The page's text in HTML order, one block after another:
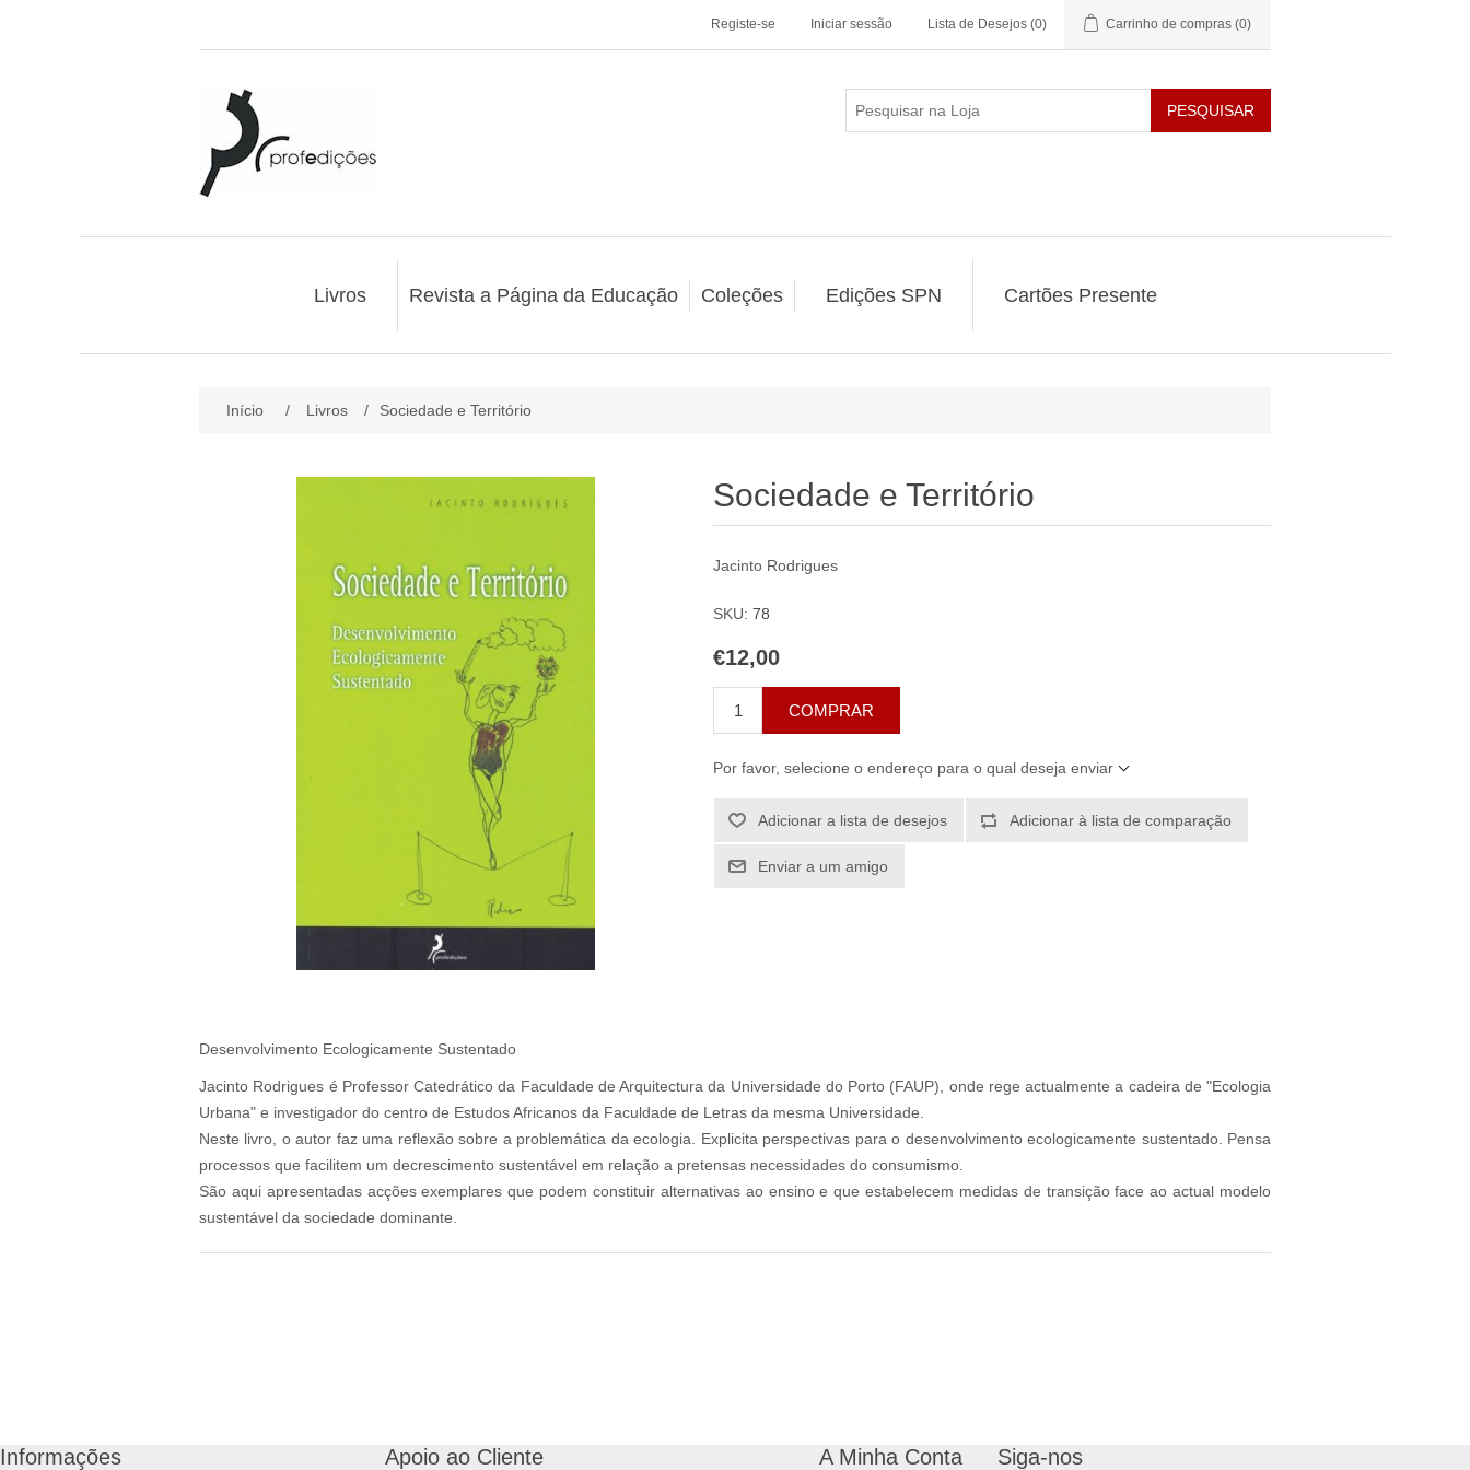
Registe-se Iniciar sessão Lista de Desejos (0) Carrinho de compras (0)
PESQUISAR
Livros Revista a Página da Educação Coleções Edições SPN Cartões Presente
Início / Livros / Sociedade e Território
Sociedade e Território
Jacinto Rodrigues
SKU: 78
€12,00
COMPRAR
Por favor, selecione o endereço para o qual deseja enviar
Adicionar a lista de desejos Adicionar à lista de comparação
Enviar a um amigo
Desenvolvimento Ecologicamente Sustentado
Jacinto Rodrigues é Professor Catedrático da Faculdade de Arquitectura da Universidade do Porto (FAUP), onde rege actualmente a cadeira de "Ecologia
Urbana" e investigador do centro de Estudos Africanos da Faculdade de Letras da mesma Universidade.
Neste livro, o autor faz uma reflexão sobre a problemática da ecologia. Explicita perspectivas para o desenvolvimento ecologicamente sustentado. Pensa
processos que facilitem um decrescimento sustentável em relação a pretensas necessidades do consumismo.
São aqui apresentadas acções exemplares que podem constituir alternativas ao ensino e que estabelecem medidas de transição face ao actual modelo
sustentável da sociedade dominante.
Informações Apoio ao Cliente A Minha Conta Siga-nos